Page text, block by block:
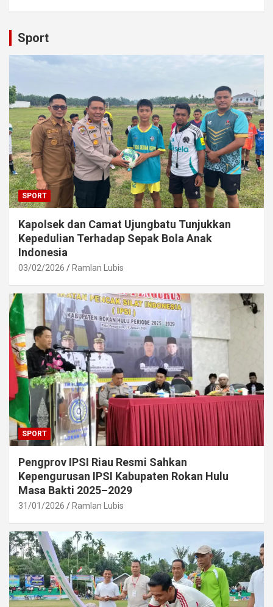
Sport
SPORT
Kapolsek dan Camat Ujungbatu Tunjukkan
Kepedulian Terhadap Sepak Bola Anak
Indonesia
03/02/2026 Ramlan Lubis
SPORT
Pengprov IPSI Riau Resmi Sahkan
Kepengurusan IPSI Kabupaten Rokan Hulu
Masa Bakti 2025–2029
31/01/2026 Ramlan Lubis